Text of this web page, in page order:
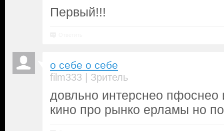
Первый!!!
о себе о себе
film333 | Зритель
довльно интерснео пфоснео
кино про рынко ерламы но